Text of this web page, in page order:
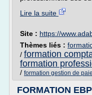
Lire la suite
Site : https://
Thèmes liés :
/ formation
formation
/ formation gestion de
FORMATION